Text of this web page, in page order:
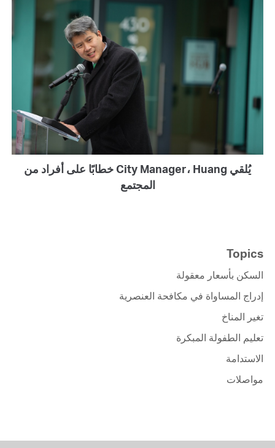
يُلقي City Manager، Huang خطابًا على أفراد من
المجتمع
Topics
السكن بأسعار معقولة
إدراج المساواة في مكافحة العنصرية
تغير المناخ
تعليم الطفولة المبكرة
الاستدامة
مواصلات